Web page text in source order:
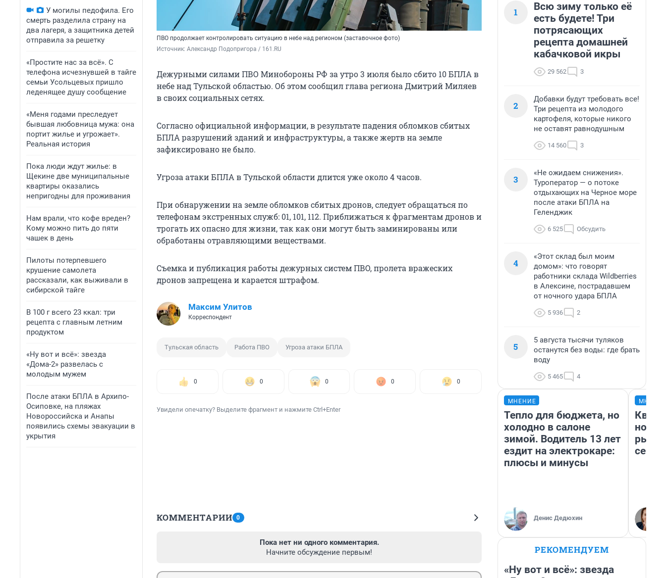
У могилы педофила. Его
смерть разделила страну на
два лагеря, а защитника детей
отправила за решетку
«Простите нас за всё». С
телефона исчезнувшей в тайге
семьи Усольцевых пришло
леденящее душу сообщение
«Меня годами преследует
бывшая любовница мужа: она
портит жилье и угрожает».
Реальная история
Пока люди ждут жилье: в
Щекине две муниципальные
квартиры оказались
непригодны для проживания
Нам врали, что кофе вреден?
Кому можно пить до пяти
чашек в день
Пилоты потерпевшего
крушение самолета
рассказали, как выживали в
сибирской тайге
В 100 г всего 23 ккал: три
рецепта с главным летним
продуктом
«Ну вот и всё»: звезда
«Дома-2» развелась с
молодым мужем
После атаки БПЛА в Архипо-
Осиповке, на пляжах
Новороссийска и Анапы
появились схемы эвакуации в
укрытия
ПВО продолжает контролировать ситуацию в небе над регионом (заставочное фото)
Источник: Александр Подопригора / 161.RU
Дежурными силами ПВО Минобороны РФ за утро 3 июля было сбито 10 БПЛА в
небе над Тульской областью. Об этом сообщил глава региона Дмитрий Миляев
в своих социальных сетях.
Согласно официальной информации, в результате падения обломков сбитых
БПЛА разрушений зданий и инфраструктуры, а также жертв на земле
зафиксировано не было.
Угроза атаки БПЛА в Тульской области длится уже около 4 часов.
При обнаружении на земле обломков сбитых дронов, следует обращаться по
телефонам экстренных служб: 01, 101, 112. Приближаться к фрагментам дронов и
трогать их опасно для жизни, так как они могут быть заминированы или
обработаны отравляющими веществами.
Съемка и публикация работы дежурных систем ПВО, пролета вражеских
дронов запрещена и карается штрафом.
Максим Улитов
Корреспондент
Тульская область Работа ПВО Угроза атаки БПЛА
0 0 0 0 0
Увидели опечатку? Выделите фрагмент и нажмите Ctrl+Enter
КОММЕНТАРИИ 0
Пока нет ни одного комментария.
Начните обсуждение первым!
1
Всю зиму только её
есть будете! Три
потрясающих
рецепта домашней
кабачковой икры
29 562 3
2
Добавки будут требовать все!
Три рецепта из молодого
картофеля, которые никого
не оставят равнодушным
14 560 3
3
«Не ожидаем снижения».
Туроператор — о потоке
отдыхающих на Черное море
после атаки БПЛА на
Геленджик
6 525 Обсудить
4
«Этот склад был моим
домом»: что говорят
работники склада Wildberries
в Алексине, пострадавшем
от ночного удара БПЛА
5 936 2
5
5 августа тысячи туляков
останутся без воды: где брать
воду
5 465 4
МНЕНИЕ
Тепло для бюджета, но
холодно в салоне
зимой. Водитель 13 лет
ездит на электрокаре:
плюсы и минусы
Денис Дедюхин
но
РЕКОМЕНДУЕМ
«Ну вот и всё»: звезда